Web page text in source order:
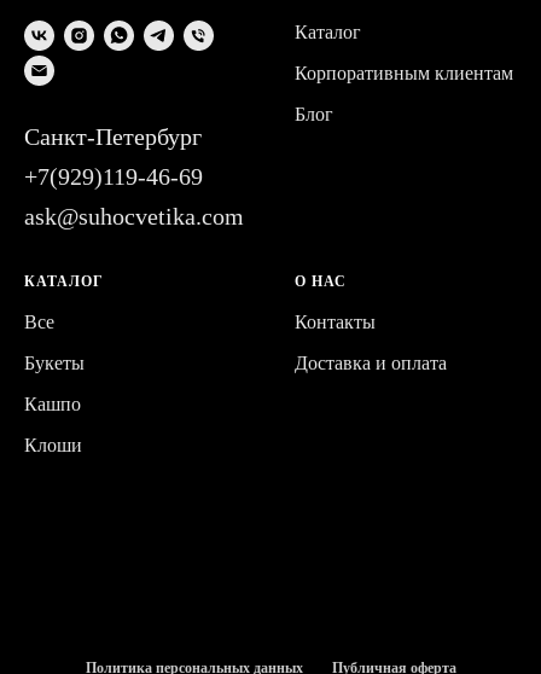
Санкт-Петербург
+7(929)119-46-69
ask@suhocvetika.com
Каталог
Корпоративным клиентам
Блог
КАТАЛОГ
Все
Букеты
Кашпо
Клоши
О НАС
Контакты
Доставка и оплата
Политика персональных данных Публичная оферта